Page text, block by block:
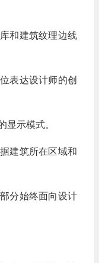
和建筑纹理边线
表达设计师的创
显示模式。
建筑所在区域和
分始终面向设计